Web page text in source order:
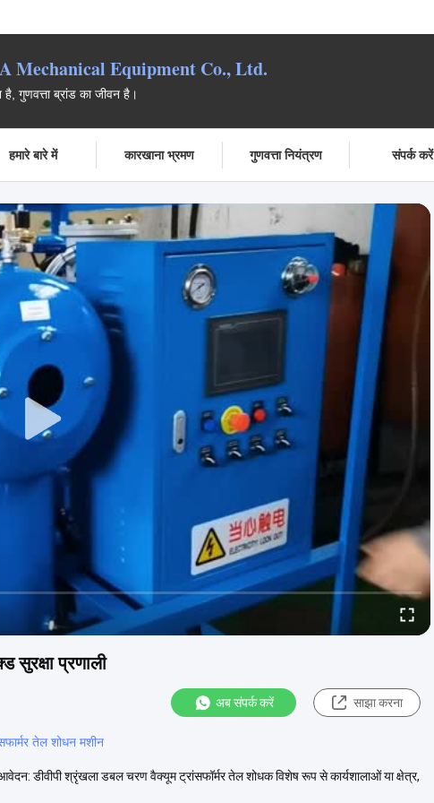
Mechanical Equipment Co., Ltd.
है, गुणवत्ता ब्रांड का जीवन है।
हमारे बारे में कारखाना भ्रमण गुणवत्ता नियंत्रण संपर्क करें
सुरक्षा प्रणाली
अब संपर्क करें साझा करना
तेल शोधन मशीन
डीवीपी श्रृंखला डबल चरण वैक्यूम ट्रांसफॉर्मर तेल शोधक विशेष रूप से कार्यशालाओं या क्षेत्र,